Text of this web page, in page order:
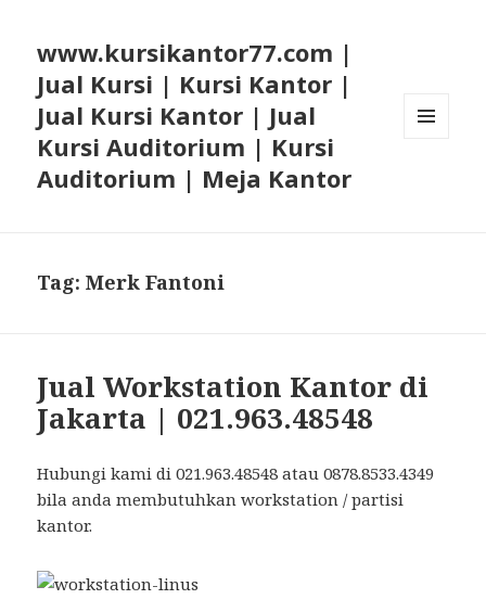
www.kursikantor77.com |
Jual Kursi | Kursi Kantor |
Jual Kursi Kantor | Jual
Kursi Auditorium | Kursi
Auditorium | Meja Kantor
Tag: Merk Fantoni
Jual Workstation Kantor di
Jakarta | 021.963.48548
Hubungi kami di 021.963.48548 atau 0878.8533.4349
bila anda membutuhkan workstation / partisi
kantor.